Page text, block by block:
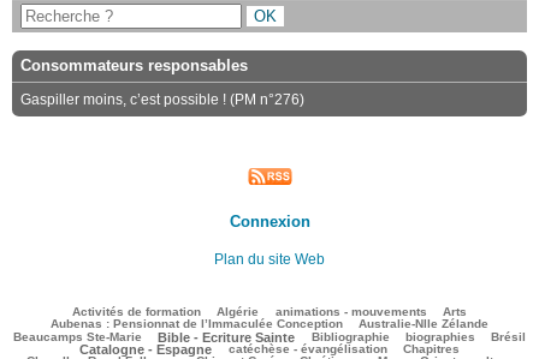
Consommateurs responsables
Gaspiller moins, c’est possible ! (PM n°276)
Connexion
Plan du site Web
Activités de formation Algérie animations - mouvements Arts
Aubenas : Pensionnat de l’Immaculée Conception
38/2950 Australie-Nlle Zélande
72/2950
Beaucamps Ste-Marie
773/2950 Bible - Ecriture Sainte
96/2950 Bibliographie
473/2950 biographies
101/2950 Brésil
693/2950
Catalogne - Espagne catéchèse - évangélisation Chapitres